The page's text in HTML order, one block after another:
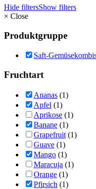
Hide filtersShow filters
× Close
Produktgruppe
Saft-
Fruchtart
Ananas (1)
Apfel (1)
Aprikose (1)
Banane (1)
Grapefruit (1)
Guave (1)
Mango (1)
Maracuja (1)
Orange (1)
Pfirsich (1)